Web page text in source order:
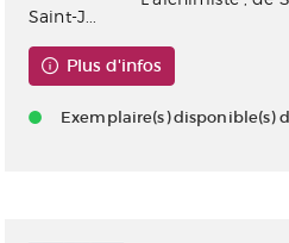
Saint-J...
Plus d'infos
Exemplaire(s) disponible(s)